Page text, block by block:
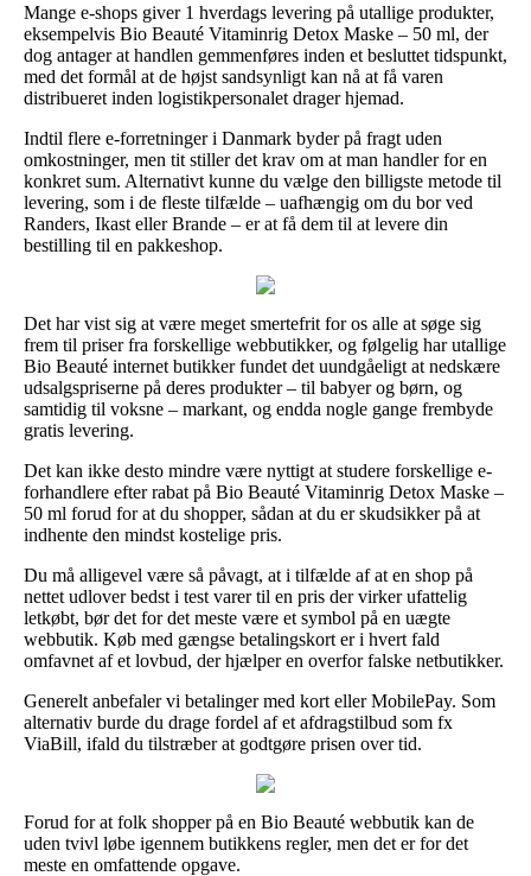
Mange e-shops giver 1 hverdags levering på utallige produkter,
eksempelvis Bio Beauté Vitaminrig Detox Maske – 50 ml, der
dog antager at handlen gemmenføres inden et besluttet tidspunkt,
med det formål at de højst sandsynligt kan nå at få varen
distribueret inden logistikpersonalet drager hjemad.
Indtil flere e-forretninger i Danmark byder på fragt uden
omkostninger, men tit stiller det krav om at man handler for en
konkret sum. Alternativt kunne du vælge den billigste metode til
levering, som i de fleste tilfælde – uafhængig om du bor ved
Randers, Ikast eller Brande – er at få dem til at levere din
bestilling til en pakkeshop.
Det har vist sig at være meget smertefrit for os alle at søge sig
frem til priser fra forskellige webbutikker, og følgelig har utallige
Bio Beauté internet butikker fundet det uundgåeligt at nedskære
udsalgspriserne på deres produkter – til babyer og børn, og
samtidig til voksne – markant, og endda nogle gange frembyde
gratis levering.
Det kan ikke desto mindre være nyttigt at studere forskellige e-
forhandlere efter rabat på Bio Beauté Vitaminrig Detox Maske –
50 ml forud for at du shopper, sådan at du er skudsikker på at
indhente den mindst kostelige pris.
Du må alligevel være så påvagt, at i tilfælde af at en shop på
nettet udlover bedst i test varer til en pris der virker ufattelig
letkøbt, bør det for det meste være et symbol på en uægte
webbutik. Køb med gængse betalingskort er i hvert fald
omfavnet af et lovbud, der hjælper en overfor falske netbutikker.
Generelt anbefaler vi betalinger med kort eller MobilePay. Som
alternativ burde du drage fordel af et afdragstilbud som fx
ViaBill, ifald du tilstræber at godtgøre prisen over tid.
Forud for at folk shopper på en Bio Beauté webbutik kan de
uden tvivl løbe igennem butikkens regler, men det er for det
meste en omfattende opgave.